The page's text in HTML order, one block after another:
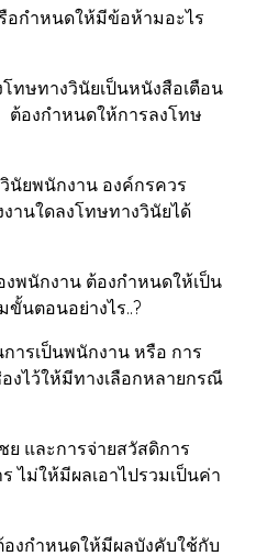
กำหนดให้มีข้อห้ามอะไร
ทษทางวินัยเป็นหนังสือเตือน
ต้องกำหนดให้การลงโทษ
นัยพนักงาน องค์กรควร
านใดลงโทษทางวินัยได้
พนักงาน ต้องกำหนดให้เป็น
นตอนอย่างไร..?
ารเป็นพนักงาน หรือ การ
งไว้ให้มีทางเลือกหลายกรณี
ย และการจ่ายสวัสดิการ
ไม่ให้มีผลเอาไปรวมเป็นค่า
งกำหนดให้มีผลบังคับใช้กับ